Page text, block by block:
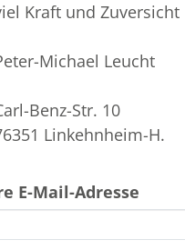
Kraft und Zuversicht
Michael Leucht
Benz-Str. 10
Linkehnheim-H.
E-Mail-Adresse